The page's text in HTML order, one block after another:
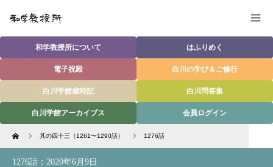
和学教授所について はふりめく
電子祝殿 白川の学び＆ご修行
白川学館歳時記 白川問答集
白川学館アーカイブス 会員ログイン
Home 其の四十三（1261〜1290話） 1276話
1276話：2020年6月9日